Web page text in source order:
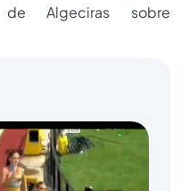
de Algeciras sobre